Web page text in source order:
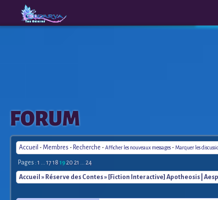
The
Origins
FORUM
Accueil - Membres - Recherche - Afficher les nouveaux messages - Marquer les
Pages : 1 ... 17 18 1920 21 ... 24
Accueil » Réserve des Contes» [Fiction Interactive] Apotheosis |